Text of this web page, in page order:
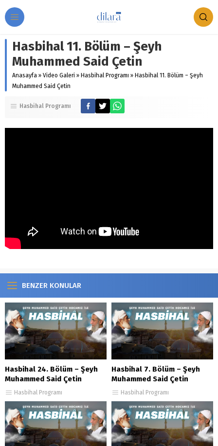
Hasbihal 11. Bölüm – Şeyh
Muhammed Said Çetin
Anasayfa » Video Galeri » Hasbihal Programı » Hasbihal 11. Bölüm – Şeyh
Muhammed Said Çetin
Hasbihal Programı
BENZER KONULAR
Hasbihal 24. Bölüm – Şeyh
Muhammed Said Çetin
Hasbihal Programı
Hasbihal 7. Bölüm – Şeyh
Muhammed Said Çetin
Hasbihal Programı